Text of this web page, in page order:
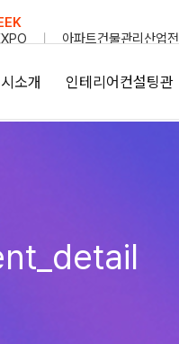
아파트건물관리산업전
소개 인테리어컨설팅관